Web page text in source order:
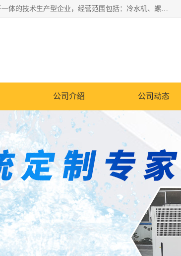
宿迁慈乌温控科技有限公司是一家集工业冷水机研发、制造、营销、服务于一体的技术生产型企业，经营范围包括：冷水机、螺杆式冷水机组、工业冷水机、水冷式冷水机、风冷式冷水机组、风冷螺杆式冷冻机组、冷冻机、注塑专用冷水机、混泥土专用冷水机、低温防爆冷水机组等。专业温控设备供应商 模温机/冷水机/导热油炉定制服务等
公司介绍 公司动态